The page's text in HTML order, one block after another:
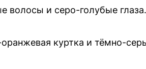
волосы и серо-голубые глаза.
куртка и тёмно-